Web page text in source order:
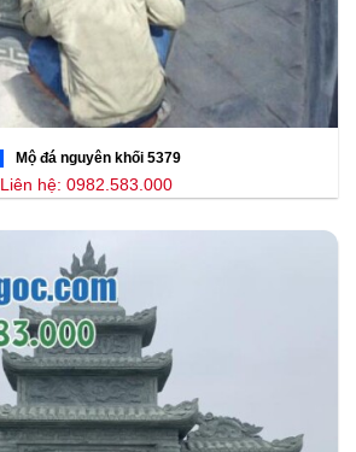
Mộ đá nguyên khối 5379
Liên hệ: 0982.583.000